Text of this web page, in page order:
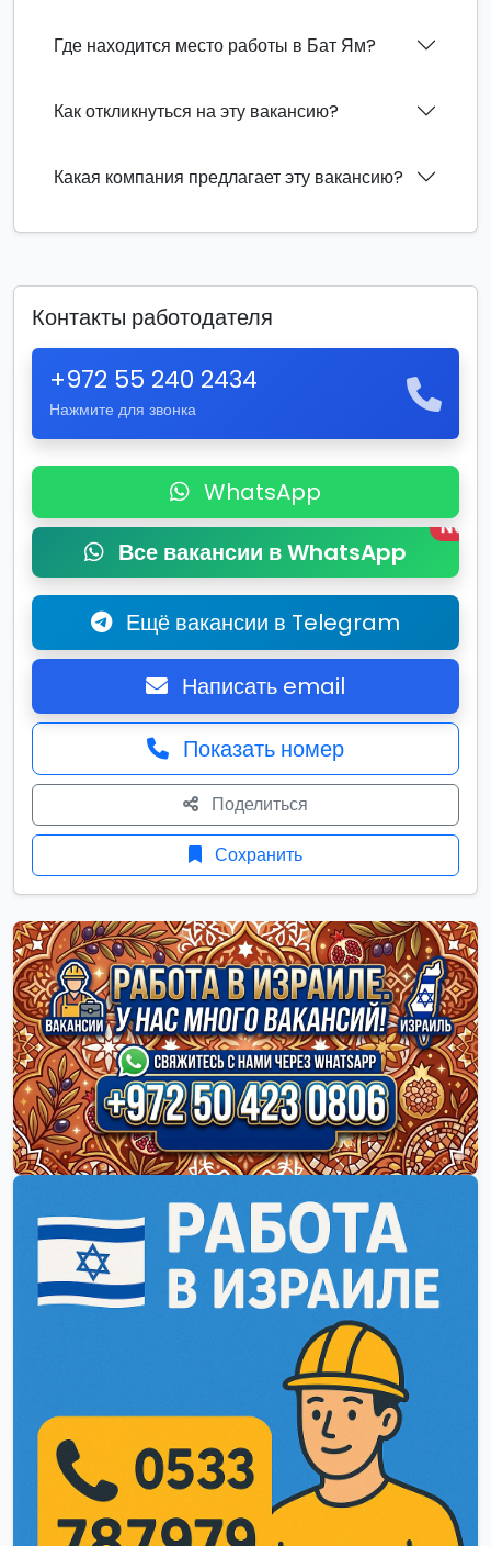
Где находится место работы в Бат Ям?
Как откликнуться на эту вакансию?
Какая компания предлагает эту вакансию?
Контакты работодателя
+972 55 240 2434
Нажмите для звонка
WhatsApp
Все вакансии в WhatsApp
New
Ещё вакансии в Telegram
Написать email
Показать номер
Поделиться
Сохранить